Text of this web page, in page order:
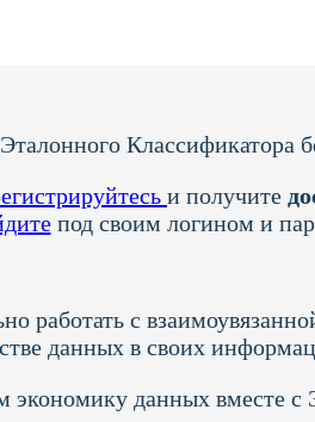
Классификатора
и получите
под своим логином и
работать с
данных в своих
данных вместе